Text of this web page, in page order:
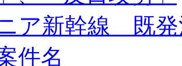
ア新幹線 既発
件名